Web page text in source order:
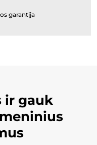
garantija
ir gauk